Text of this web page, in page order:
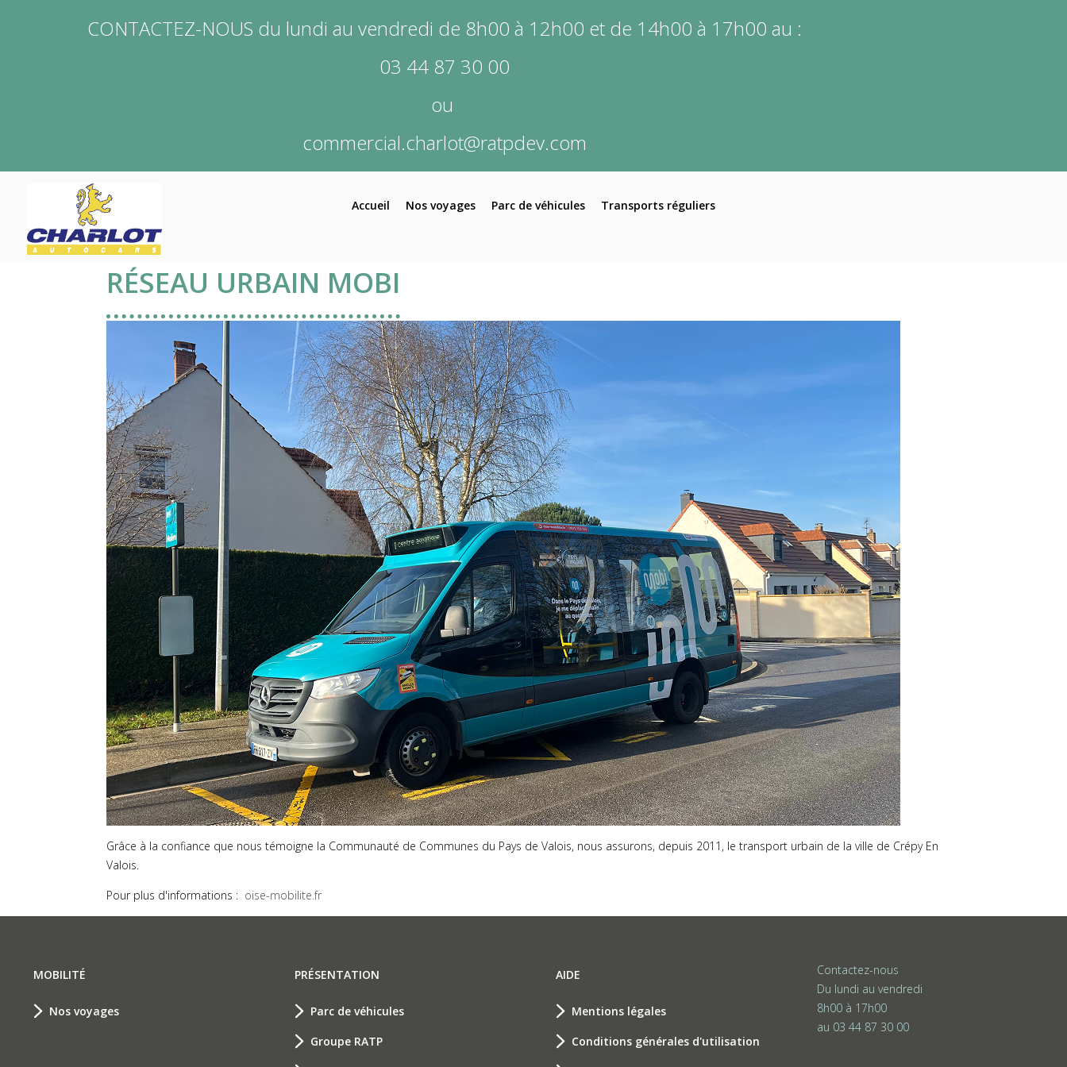
CONTACTEZ-NOUS du lundi au vendredi de 8h00 à 12h00 et de 14h00 à 17h00 au :
03 44 87 30 00
ou
commercial.charlot@ratpdev.com
Accueil Nos voyages Parc de véhicules Transports réguliers
RÉSEAU URBAIN MOBI
Grâce à la confiance que nous témoigne la Communauté de Communes du Pays de Valois, nous assurons, depuis 2011, le transport urbain de la ville de Crépy En
Valois.
Pour plus d'informations : oise-mobilite.fr
MOBILITÉ
Nos voyages
PRÉSENTATION
Parc de véhicules
Groupe RATP
AIDE
Mentions légales
Conditions générales d'utilisation
Contactez-nous
Du lundi au vendredi
8h00 à 17h00
au 03 44 87 30 00